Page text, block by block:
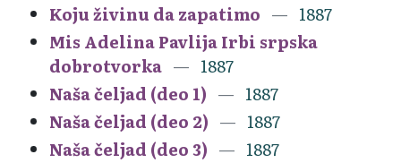
Koju živinu da zapatimo
1887
Mis Adelina Pavlija Irbi srpska
dobrotvorka
1887
Naša čeljad (deo 1)
1887
Naša čeljad (deo 2)
1887
Naša čeljad (deo 3)
1887